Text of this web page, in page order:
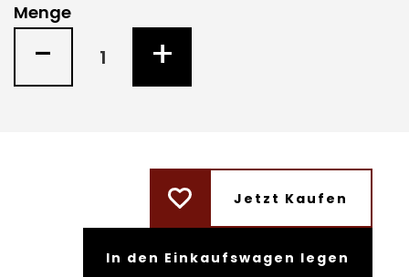
Menge
- +
Jetzt Kaufen
In den Einkaufswagen legen